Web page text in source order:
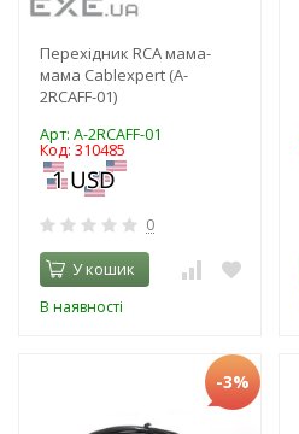
Перехідник RCA мама-
мама Cablexpert (A-
2RCAFF-01)
Арт: A-2RCAFF-01
Код: 310485
0
У кошик
В наявності
-3%